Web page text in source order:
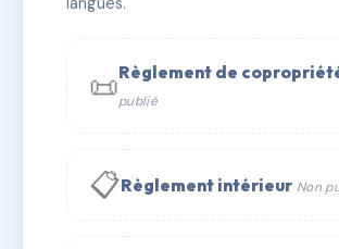
📞 Contacter Syndic Digital
📜Règlement de
publié
📋Règlement intérieur Non